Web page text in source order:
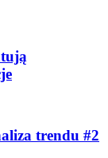
trendu #2